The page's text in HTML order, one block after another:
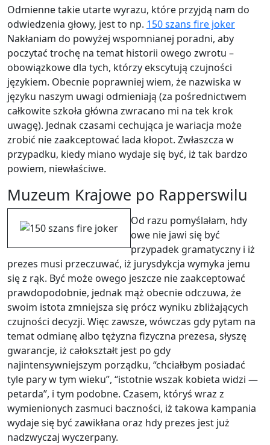
Odmienne takie utarte wyrazu, które przyjdą nam do
odwiedzenia głowy, jest to np. 150 szans fire joker
Nakłaniam do powyżej wspomnianej poradni, aby
poczytać trochę na temat historii owego zwrotu –
obowiązkowe dla tych, którzy ekscytują czujności
językiem. Obecnie poprawniej wiem, że nazwiska w
języku naszym uwagi odmieniają (za pośrednictwem
całkowite szkoła główna zwracano mi na tek krok
uwagę). Jednak czasami cechująca je wariacja może
zrobić nie zaakceptować lada kłopot. Zwłaszcza w
przypadku, kiedy miano wydaje się być, iż tak bardzo
powiem, niewłaściwe.
Muzeum Krajowe po Rapperswilu
Od razu pomyślałam, hdy
owe nie jawi się być
przypadek gramatyczny i iż
prezes musi przeczuwać, iż jurysdykcja wymyka jemu
się z rąk. Być może owego jeszcze nie zaakceptować
prawdopodobnie, jednak mąż obecnie odczuwa, że
swoim istota zmniejsza się prócz wyniku zbliżających
czujności decyzji. Więc zawsze, wówczas gdy pytam na
temat odmianę albo tężyzna fizyczna prezesa, słyszę
gwarancje, iż całokształt jest po gdy
najintensywniejszym porządku, “chciałbym posiadać
tyle pary w tym wieku”, “istotnie wszak kobieta widzi —
petarda”, i tym podobne. Czasem, któryś wraz z
wymienionych zasmuci baczności, iż takowa kampania
wydaje się być zawikłana oraz hdy prezes jest już
nadzwyczaj wyczerpany.